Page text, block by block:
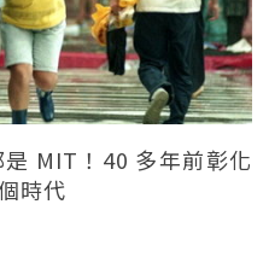
MIT！40 多年前彰化
時代